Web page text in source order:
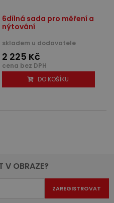
6dílná sada pro měření a
nýtování
skladem u dodavatele
2 225 Kč
cena bez DPH
DO KOŠÍKU
V OBRAZE?
ZAREGISTROVAT